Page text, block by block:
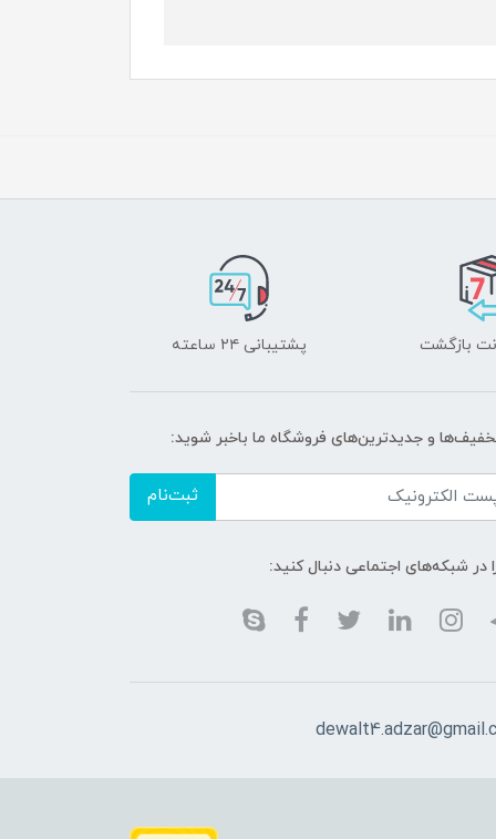
پشتیبانی ۲۴ ساعته
و جدیدترین‌های فروشگاه ما باخبر شوید:
ثبت‌نام
در شبکه‌های اجتماعی دنبال کنید: